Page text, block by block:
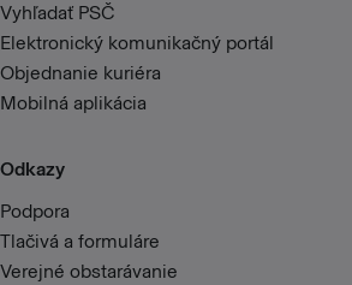
Vyhľadať PSČ
Elektronický komunikačný portál
Objednanie kuriéra
Mobilná aplikácia
Odkazy
Podpora
Tlačivá a formuláre
Verejné obstarávanie